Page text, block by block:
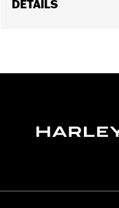
DÉTAILS
Instructions
Le retrait et